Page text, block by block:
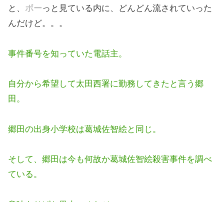
と、 ボーっと見ている内に、どんどん流されていった
んだけど。。。
事件番号を知っていた電話主。
自分から希望して太田西署に勤務してきたと言う郷
田。
郷田の出身小学校は葛城佐智絵と同じ。
そして、郷田は今も何故か葛城佐智絵殺害事件を調べ
ている。